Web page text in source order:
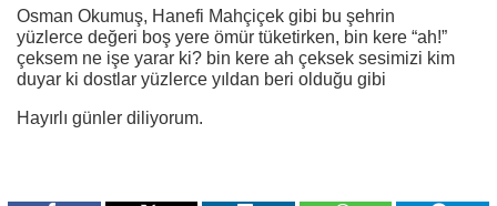
Osman Okumuş, Hanefi Mahçiçek gibi bu şehrin
yüzlerce değeri boş yere ömür tüketirken, bin kere “ah!”
çeksem ne işe yarar ki? bin kere ah çeksek sesimizi kim
duyar ki dostlar yüzlerce yıldan beri olduğu gibi
Hayırlı günler diliyorum.